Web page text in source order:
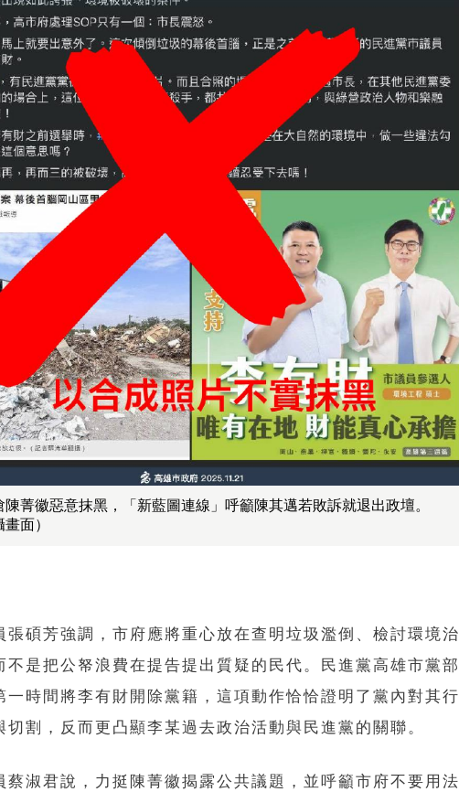
陳菁徽惡意抹黑，「新藍圖連線」呼籲陳其邁若敗訴就退出政壇。
畫面）
張碩芳強調，市府應將重心放在查明垃圾濫倒、檢討環境治
不是把公帑浪費在提告提出質疑的民代。民進黨高雄市黨部
一時間將李有財開除黨籍，這項動作恰恰證明了黨內對其行
切割，反而更凸顯李某過去政治活動與民進黨的關聯。
蔡淑君說，力挺陳菁徽揭露公共議題，並呼籲市府不要用法